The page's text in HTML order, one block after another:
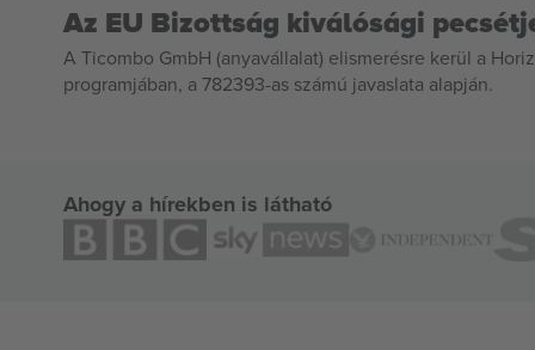
Az EU Bizottság kiválósági
A Ticombo GmbH (anyavállalat) elismerésre kerül a
programjában, a 782393-as számú javaslata alapján.
Ahogy a hírekben is látható